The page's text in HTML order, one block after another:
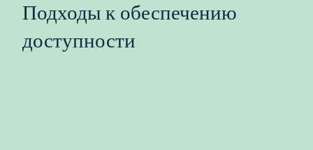
Подходы к обеспечению
доступности